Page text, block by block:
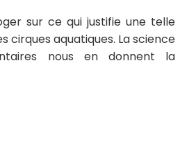
sur ce qui justifie une telle
cirques aquatiques. La science
nous en donnent la